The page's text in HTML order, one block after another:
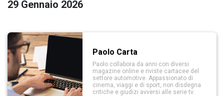
29 Gennaio 2026
Paolo Carta
Paolo collabora da anni con diversi
magazine online e riviste cartacee del
settore automotive. Appassionato di
cinema, viaggi e di sport, non disdegna
critiche e giudizi avversi alle serie tv.